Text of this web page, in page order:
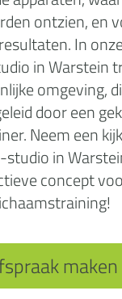
ontzien, en
In
in Warstein
omgeving,
door een
Neem een
in
concept
maken